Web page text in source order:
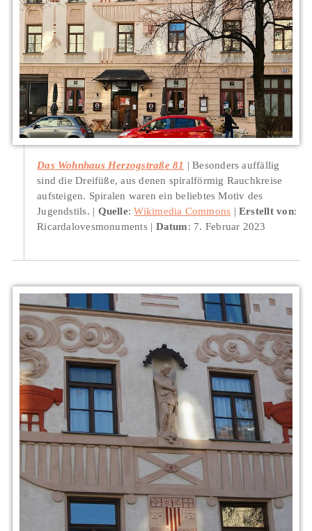
Das Wohnhaus Herzogstraße 81
Besonders auffällig
sind die Dreifüße, aus denen spiralförmig Rauchkreise
aufsteigen. Spiralen waren ein beliebtes Motiv des
Jugendstils.
Quelle:Wikimedia Commons Erstellt von:
Ricardalovesmonuments
Datum: 7. Februar 2023